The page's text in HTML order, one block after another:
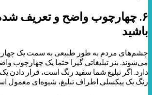
۶. چهارچوب واضح و تعریف
باشید
چشم‌های مردم به طور طبیعی به سمت یک
می‌شوند. بنر تبلیغاتی گیرا حتما یک چهارچوب
دارد. اگر تبلیغ شما سفید رنگ است، قرار دادن
رنگ یک پیکسلی اطراف تبلیغ، شیوه‌ای معمول